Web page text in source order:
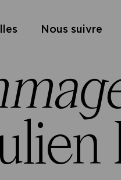
Nous suivre